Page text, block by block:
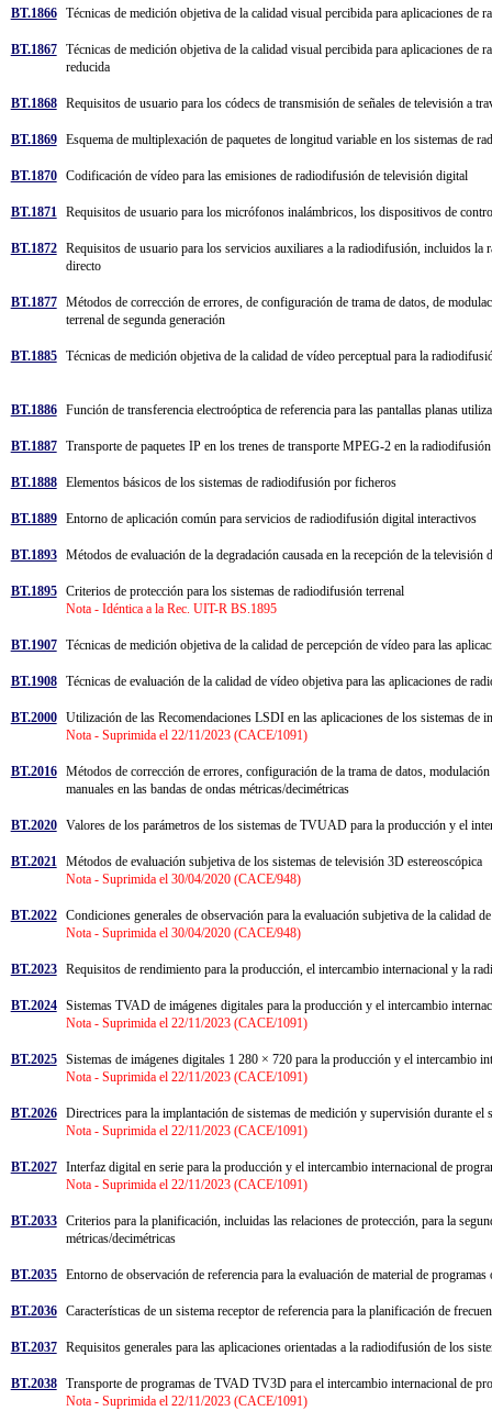
BT.1866 Técnicas de medición objetiva de la calidad visual percibida para aplicaciones
BT.1867 Técnicas de medición objetiva de la calidad visual percibida para aplicaciones
reducida
BT.1868 Requisitos de usuario para los códecs de transmisión de señales de televisión a
BT.1869 Esquema de multiplexación de paquetes de longitud variable en los sistemas de
BT.1870 Codificación de vídeo para las emisiones de radiodifusión de televisión digital
BT.1871 Requisitos de usuario para los micrófonos inalámbricos, los dispositivos de
BT.1872 Requisitos de usuario para los servicios auxiliares a la radiodifusión, incluidos
directo
BT.1877 Métodos de corrección de errores, de configuración de trama de datos, de
terrenal de segunda generación
BT.1885 Técnicas de medición objetiva de la calidad de vídeo perceptual para la
BT.1886 Función de transferencia electroóptica de referencia para las pantallas planas
BT.1887 Transporte de paquetes IP en los trenes de transporte MPEG-2 en la
BT.1888 Elementos básicos de los sistemas de radiodifusión por ficheros
BT.1889 Entorno de aplicación común para servicios de radiodifusión digital interactivos
BT.1893 Métodos de evaluación de la degradación causada en la recepción de la
BT.1895 Criterios de protección para los sistemas de radiodifusión terrenal
Nota - Idéntica a la Rec. UIT-R BS.1895
BT.1907 Técnicas de medición objetiva de la calidad de percepción de vídeo para las
BT.1908 Técnicas de evaluación de la calidad de vídeo objetiva para las aplicaciones de
BT.2000 Utilización de las Recomendaciones LSDI en las aplicaciones de los sistemas
Nota - Suprimida el 22/11/2023 (CACE/1091)
BT.2016 Métodos de corrección de errores, configuración de la trama de datos,
manuales en las bandas de ondas métricas/decimétricas
BT.2020 Valores de los parámetros de los sistemas de TVUAD para la producción y el
BT.2021
Métodos de evaluación subjetiva de los sistemas de televisión 3D estereoscópica
Nota - Suprimida el 30/04/2020 (CACE/948)
BT.2022 Condiciones generales de observación para la evaluación subjetiva de la
Nota - Suprimida el 30/04/2020 (CACE/948)
BT.2023 Requisitos de rendimiento para la producción, el intercambio internacional y la
BT.2024 Sistemas TVAD de imágenes digitales para la producción y el intercambio
Nota - Suprimida el 22/11/2023 (CACE/1091)
BT.2025 Sistemas de imágenes digitales 1 280 × 720 para la producción y el
Nota - Suprimida el 22/11/2023 (CACE/1091)
BT.2026 Directrices para la implantación de sistemas de medición y supervisión durante
Nota - Suprimida el 22/11/2023 (CACE/1091)
BT.2027 Interfaz digital en serie para la producción y el intercambio internacional de
Nota - Suprimida el 22/11/2023 (CACE/1091)
BT.2033 Criterios para la planificación, incluidas las relaciones de protección, para la
métricas/decimétricas
BT.2035 Entorno de observación de referencia para la evaluación de material de
BT.2036 Características de un sistema receptor de referencia para la planificación de
BT.2037 Requisitos generales para las aplicaciones orientadas a la radiodifusión de los
BT.2038 Transporte de programas de TVAD TV3D para el intercambio internacional de
Nota - Suprimida el 22/11/2023 (CACE/1091)